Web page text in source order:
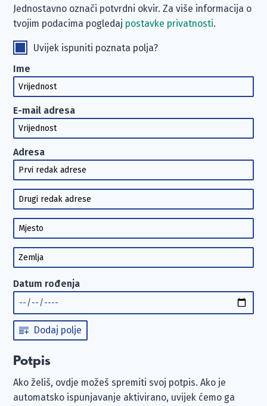
Jednostavno označi potvrdni okvir. Za više informacija o
tvojim podacima pogledaj postavke privatnosti.
Uvijek ispuniti poznata polja?
Ime
E-mail adresa
Adresa
Datum rođenja
Dodaj polje
Potpis
Ako želiš, ovdje možeš spremiti svoj potpis. Ako je
automatsko ispunjavanje aktivirano, uvijek ćemo ga